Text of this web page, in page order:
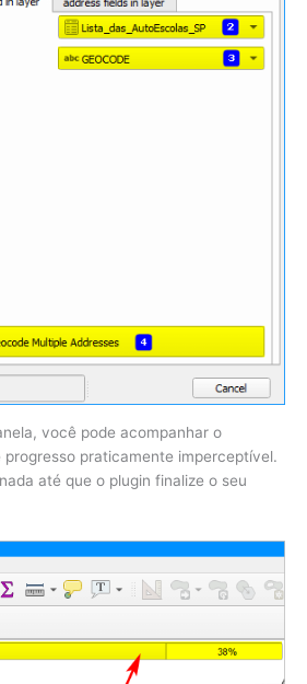
você pode acompanhar o
progresso praticamente imperceptível.
até que o plugin finalize o seu